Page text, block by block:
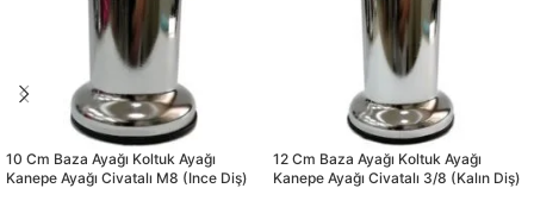
10 Cm Baza Ayağı Koltuk Ayağı
Kanepe Ayağı Civatalı M8 (ince Diş)
12 Cm Baza Ayağı Koltuk Ayağı
Kanepe Ayağı Civatalı 3/8 (kalın Diş)